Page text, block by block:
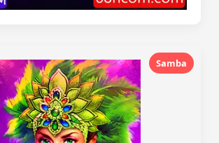
Samba